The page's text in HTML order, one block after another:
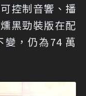
控制音響、播
黑勁裝版在配
，仍為74 萬